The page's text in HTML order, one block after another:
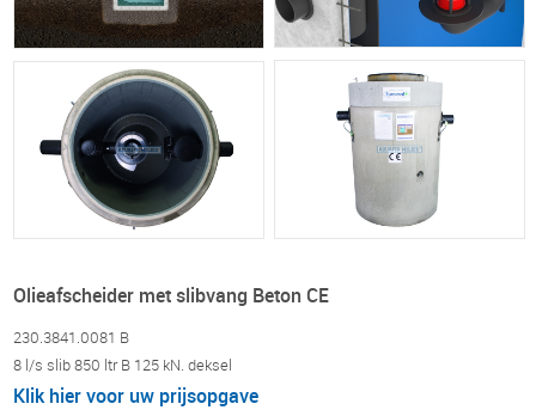
Olieafscheider met slibvang Beton CE
230.3841.0081 B
8 l/s slib 850 ltr B 125 kN. deksel
Klik hier voor uw prijsopgave